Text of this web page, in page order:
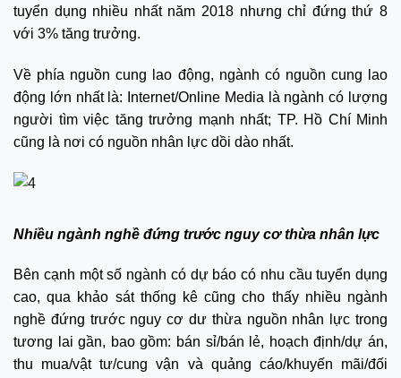
tuyển dụng nhiều nhất năm 2018 nhưng chỉ đứng thứ 8
với 3% tăng trưởng.
Về phía nguồn cung lao động, ngành có nguồn cung lao
động lớn nhất là: Internet/Online Media là ngành có lượng
người tìm việc tăng trưởng mạnh nhất; TP. Hồ Chí Minh
cũng là nơi có nguồn nhân lực dồi dào nhất.
Nhiều ngành nghề đứng trước nguy cơ thừa nhân lực
Bên cạnh một số ngành có dự báo có nhu cầu tuyển dụng
cao, qua khảo sát thống kê cũng cho thấy nhiều ngành
nghề đứng trước nguy cơ dư thừa nguồn nhân lực trong
tương lai gần, bao gồm: bán sỉ/bán lẻ, hoạch định/dự án,
thu mua/vật tư/cung vận và quảng cáo/khuyến mãi/đối